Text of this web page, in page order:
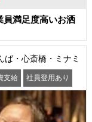
員満足度高いお洒
ば・心斎橋・ミナミ
支給 社員登用あり